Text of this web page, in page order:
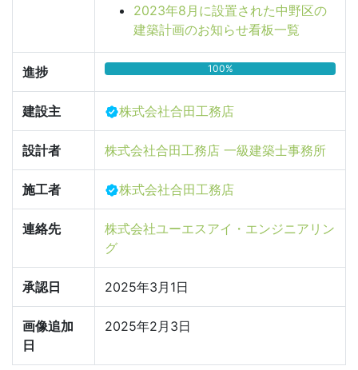
2023年8月に設置された中野区の
建築計画のお知らせ看板一覧
進捗 100%
建設主 株式会社合田工務店
設計者 株式会社合田工務店 一級建築士事務所
施工者 株式会社合田工務店
連絡先
株式会社ユーエスアイ・エンジニアリン
グ
承認日 2025年3月1日
画像追加
日
2025年2月3日